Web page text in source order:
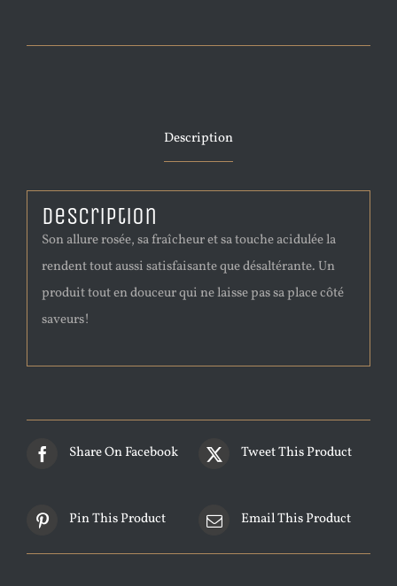
Description
Description
Son allure rosée, sa fraîcheur et sa touche acidulée la
rendent tout aussi satisfaisante que désaltérante. Un
produit tout en douceur qui ne laisse pas sa place côté
saveurs!
Share On Facebook Tweet This Product
Pin This Product Email This Product